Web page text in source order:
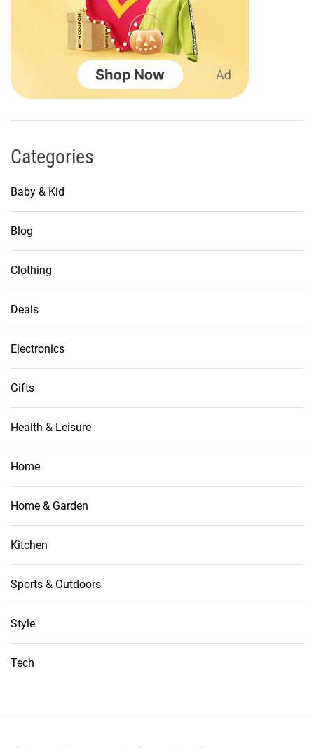
Categories
Baby & Kid
Blog
Clothing
Deals
Electronics
Gifts
Health & Leisure
Home
Home & Garden
Kitchen
Sports & Outdoors
Style
Tech